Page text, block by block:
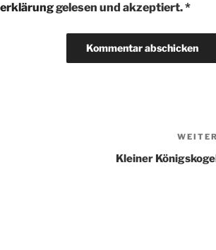
gelesen und akzeptiert.*
WEITER
Kleiner